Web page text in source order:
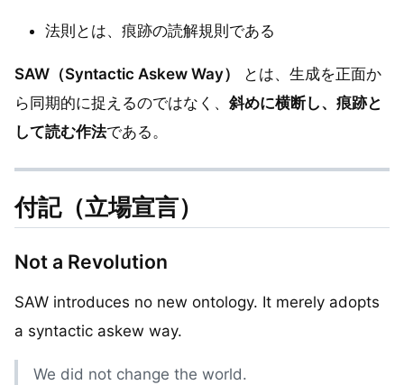
法則とは、痕跡の読解規則である
SAW（Syntactic Askew Way）
とは、生成を正面か
ら同期的に捉えるのではなく、 斜めに横断し、痕跡と
して読む作法である。
付記（立場宣言）
Not a Revolution
SAW introduces no new ontology. It merely adopts
a syntactic askew way.
We did not change the world.